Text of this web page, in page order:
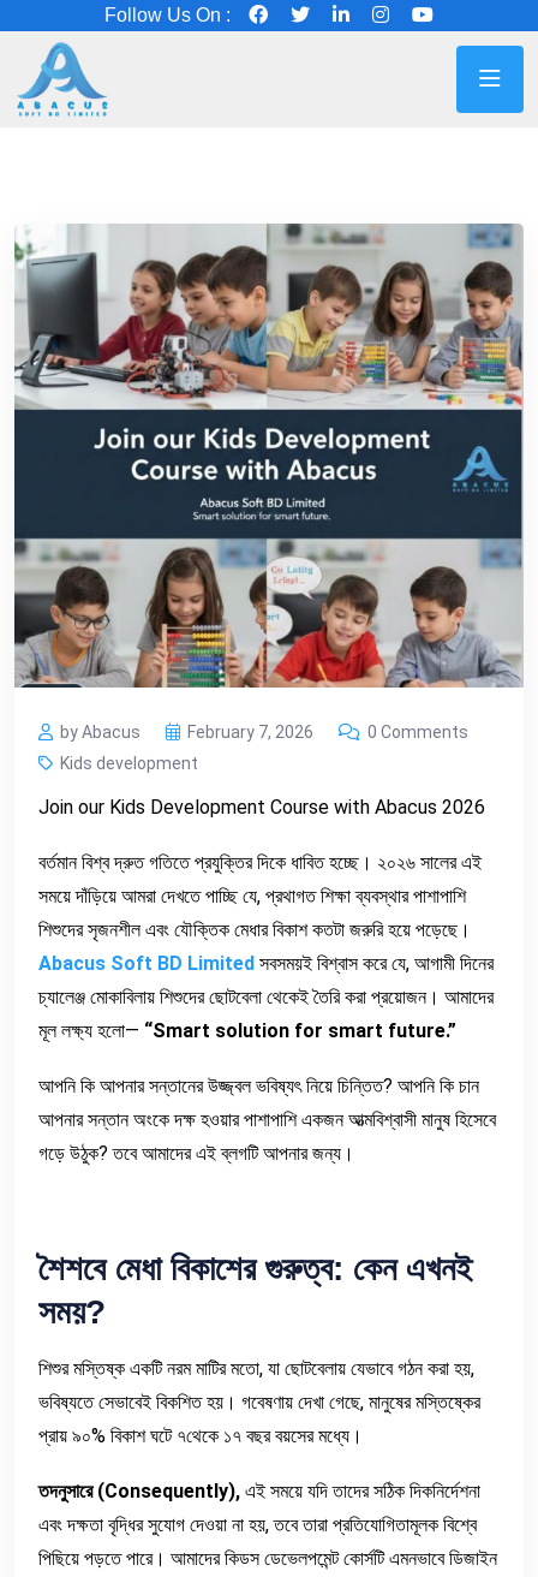
Follow Us On :
by Abacus February 7, 2026
0 Comments
Kids development
Join our Kids Development Course with Abacus 2026
বর্তমান বিশ্ব দ্রুত গতিতে প্রযুক্তির দিকে ধাবিত হচ্ছে। ২০২৬ সালের এই
সময়ে দাঁড়িয়ে আমরা দেখতে পাচ্ছি যে, প্রথাগত শিক্ষা ব্যবস্থার পাশাপাশি
শিশুদের সৃজনশীল এবং যৌক্তিক মেধার বিকাশ কতটা জরুরি হয়ে পড়েছে।
Abacus Soft BD Limited সবসময়ই বিশ্বাস করে যে, আগামী দিনের
চ্যালেঞ্জ মোকাবিলায় শিশুদের ছোটবেলা থেকেই তৈরি করা প্রয়োজন। আমাদের
মূল লক্ষ্য হলো— “Smart solution for smart future.”
আপনি কি আপনার সন্তানের উজ্জ্বল ভবিষ্যৎ নিয়ে চিন্তিত? আপনি কি চান
আপনার সন্তান অংকে দক্ষ হওয়ার পাশাপাশি একজন আত্মবিশ্বাসী মানুষ হিসেবে
গড়ে উঠুক? তবে আমাদের এই ব্লগটি আপনার জন্য।
শৈশবে মেধা বিকাশের গুরুত্ব: কেন এখনই
সময়?
শিশুর মস্তিষ্ক একটি নরম মাটির মতো, যা ছোটবেলায় যেভাবে গঠন করা হয়,
ভবিষ্যতে সেভাবেই বিকশিত হয়। গবেষণায় দেখা গেছে, মানুষের মস্তিষ্কের
প্রায় ৯০% বিকাশ ঘটে ৭থেকে ১৭ বছর বয়সের মধ্যে।
তদনুসারে(Consequently), এই সময়ে যদি তাদের সঠিক দিকনির্দেশনা
এবং দক্ষতা বৃদ্ধির সুযোগ দেওয়া না হয়, তবে তারা প্রতিযোগিতামূলক বিশ্বে
পিছিয়ে পড়তে পারে। আমাদের কিডস ডেভেলপমেন্ট কোর্সটি এমনভাবে ডিজাইন